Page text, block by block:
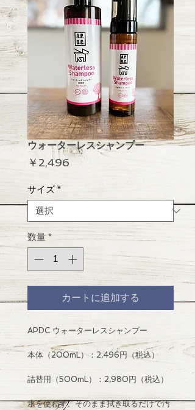
ウォーターレスシャンプー
￥2,496
サイズ *
数量 *
カートに追加する
APDC ウォーターレスシャンプー
本体（200mL）：2,496円（税込）
詰替用（500mL）：2,980円（税込）
水を使わず、そのまま拭き取るだけで汚